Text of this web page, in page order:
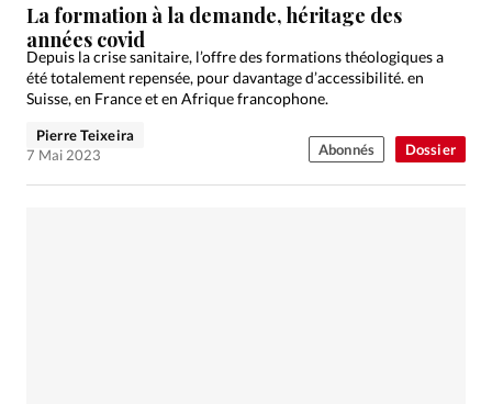
Dossier
La formation à la demande, héritage des
années covid
Depuis la crise sanitaire, l’offre des formations théologiques a
été totalement repensée, pour davantage d’accessibilité. en
Suisse, en France et en Afrique francophone.
Pierre Teixeira
7 Mai 2023
Abonnés